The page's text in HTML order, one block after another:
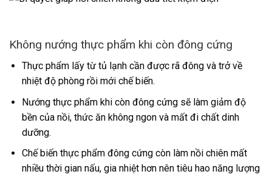
Không nướng thực phẩm khi còn đông cứng
Thực phẩm lấy từ tủ lạnh cần được rã đông và trở về
nhiệt độ phòng rồi mới chế biến.
Nướng thực phẩm khi còn đông cứng sẽ làm giảm độ
bền của nồi, thức ăn không ngon và mất đi chất dinh
dưỡng.
Chế biến thực phẩm đông cứng còn làm nồi chiên mất
nhiều thời gian nấu, gia nhiệt hơn nên tiêu hao năng lượng